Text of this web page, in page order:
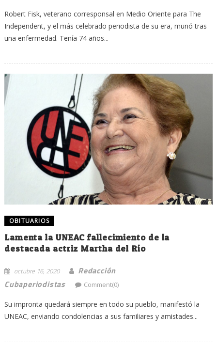
Robert Fisk, veterano corresponsal en Medio Oriente para The
Independent, y el más celebrado periodista de su era, murió tras
una enfermedad. Tenía 74 años...
OBITUARIOS
Lamenta la UNEAC fallecimiento de la
destacada actriz Martha del Río
octubre 16, 2020
Redacción
Cubaperiodistas
Comment(0)
Su impronta quedará siempre en todo su pueblo, manifestó la
UNEAC, enviando condolencias a sus familiares y amistades...